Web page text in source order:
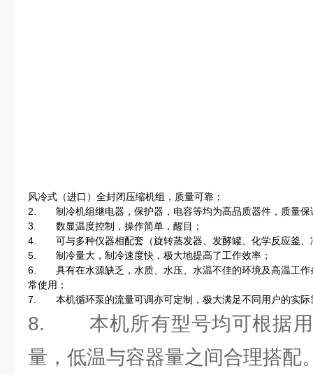
风冷式（进口）全封闭压缩机组，质量可靠；
2. 制冷机组继电器，保护器，电容等均为高品质器件，质量保
3. 数显温度控制，操作简单，醒目；
4. 可与多种仪器相配套（旋转蒸发器、发酵罐、化学反应釜、
5. 制冷量大，制冷速度快，极大地提高了工作效率；
6. 具有在水源缺乏，水质、水压、水温不佳的环境及高温工作
常使用；
7. 本机循环泵的流量可调亦可定制，极大满足不同用户的实际
8. 本机所有型号均可根据用
量，低温与容器量之间合理搭配